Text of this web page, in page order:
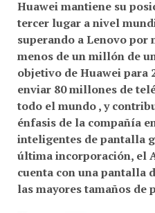
tercer lugar a nivel
superando aLenovopor
menos deun millón de
objetivo deHuaweipara
enviar80 millones de
todo el mundo , y
énfasis de la compañía
inteligentes de pantalla
última incorporación, el
cuenta con una pantalla
las mayores tamaños de